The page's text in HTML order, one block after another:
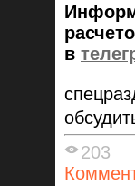
в
203